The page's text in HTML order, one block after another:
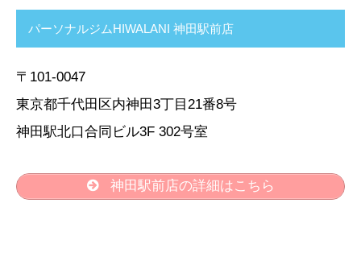
パーソナルジムHIWALANI 神田駅前店
〒101-0047
東京都千代田区内神田3丁目21番8号
神田駅北口合同ビル3F 302号室
神田駅前店の詳細はこちら